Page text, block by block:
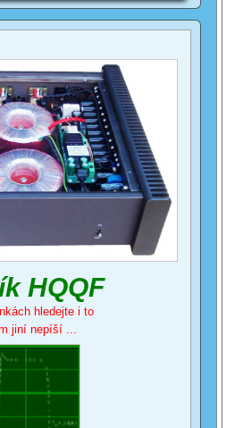
HQQF
hledejte i to
jiní nepíší ...